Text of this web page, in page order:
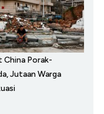
Porak-
Jutaan Warga